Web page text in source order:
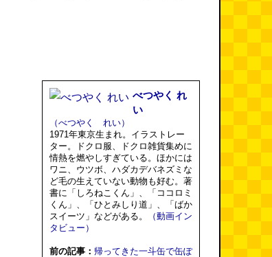
べつやく れ
い
（べつやく れい）
1971年東京生まれ。イラストレー
ター。ドクロ服、ドクロ雑貨集めに
情熱を燃やしすぎている。ほかには
ワニ、ウツボ、ハダカデバネズミな
ど毛の生えていない動物も好む。著
書に「しろねこくん」、「ココロミ
くん」、「ひとみしり道」、「ばか
スイーツ」などがある。
（動画イン
タビュー）
前の記事： 帰ってきた一斗缶で缶ぽ